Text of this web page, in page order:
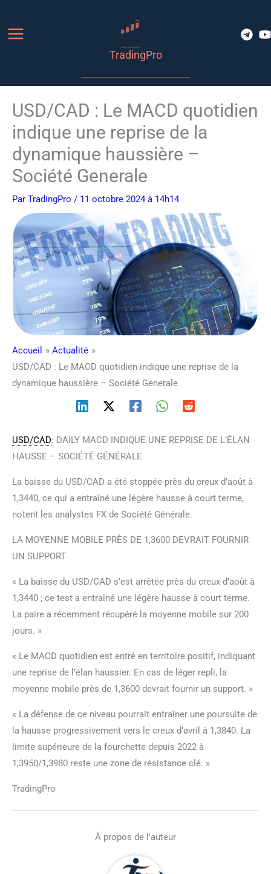
contenu
TradingPro
USD/CAD : Le MACD quotidien
indique une reprise de la
dynamique haussière –
Société Generale
Par TradingPro / 11 octobre 2024 à 14h14
Accueil
Actualité
USD/CAD : Le MACD quotidien indique une reprise de la
dynamique haussière – Société Generale
USD/CAD: DAILY MACD INDIQUE UNE REPRISE DE L’ÉLAN
HAUSSE – SOCIÉTÉ GÉNÉRALE
La baisse du USD/CAD a été stoppée près du creux d’août à
1,3440, ce qui a entraîné une légère hausse à court terme,
notent les analystes FX de Société Générale.
LA MOYENNE MOBILE PRÈS DE 1,3600 DEVRAIT FOURNIR
UN SUPPORT
« La baisse du USD/CAD s’est arrêtée près du creux d’août à
1,3440 ; ce test a entraîné une légère hausse à court terme.
La paire a récemment récupéré la moyenne mobile sur 200
jours. »
« Le MACD quotidien est entré en territoire positif, indiquant
une reprise de l’élan haussier. En cas de léger repli, la
moyenne mobile près de 1,3600 devrait fournir un support. »
« La défense de ce niveau pourrait entraîner une poursuite de
la hausse progressivement vers le creux d’avril à 1,3840. La
limite supérieure de la fourchette depuis 2022 à
1,3950/1,3980 reste une zone de résistance clé. »
TradingPro
À propos de l'auteur